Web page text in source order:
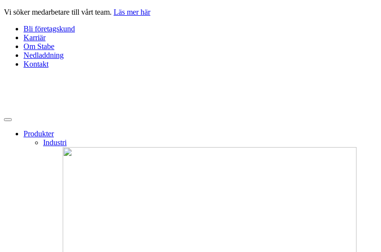
Hoppa
innehåll
Vi söker medarbetare till vårt team. Läs mer här
Bli företagskund
Karriär
Om Stabe
Nedladdning
Kontakt
Produkter
Industri